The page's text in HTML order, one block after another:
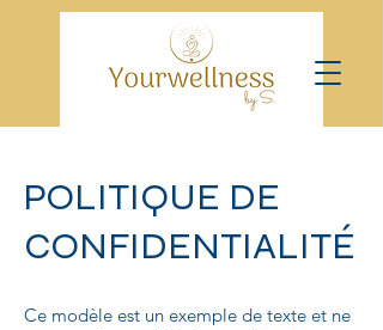
POLITIQUE DE
CONFIDENTIALITÉ
Ce modèle est un exemple de texte et ne